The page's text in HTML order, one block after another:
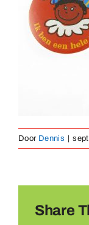
Medaillen
Door Dennis |
Share